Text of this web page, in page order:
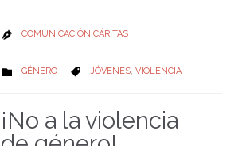
 COMUNICACIÓN CÁRITAS
 CATEGORY
GÉNERO  CATEGORY
JÓVENES, VIOLENCIA
¡No a la violencia